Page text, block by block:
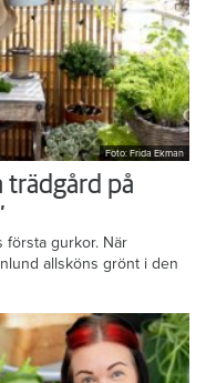
Foto: Frida Ekman
trädgård på
första gurkor. När
allsköns grönt i den